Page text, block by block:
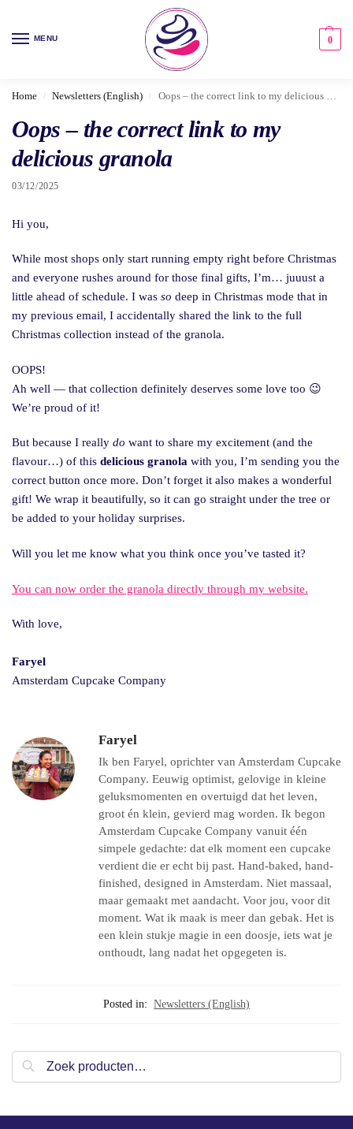
MENU 0
Home / Newsletters (English) / Oops – the correct link to my delicious granola
Oops – the correct link to my
delicious granola
03/12/2025
Hi you,
While most shops only start running empty right before Christmas
and everyone rushes around for those final gifts, I’m… juuust a
little ahead of schedule. I was so deep in Christmas mode that in
my previous email, I accidentally shared the link to the full
Christmas collection instead of the granola.
OOPS!
Ah well — that collection definitely deserves some love too 😉
We’re proud of it!
But because I really do want to share my excitement (and the
flavour…) of this delicious granola with you, I’m sending you the
correct button once more. Don’t forget it also makes a wonderful
gift! We wrap it beautifully, so it can go straight under the tree or
be added to your holiday surprises.
Will you let me know what you think once you’ve tasted it?
You can now order the granola directly through my website.
With love,
Faryel
Amsterdam Cupcake Company
Faryel
Ik ben Faryel, oprichter van Amsterdam Cupcake
Company. Eeuwig optimist, gelovige in kleine
geluksmomenten en overtuigd dat het leven,
groot én klein, gevierd mag worden. Ik begon
Amsterdam Cupcake Company vanuit één
simpele gedachte: dat elk moment een cupcake
verdient die er echt bij past. Hand-baked, hand-
finished, designed in Amsterdam. Niet massaal,
maar gemaakt met aandacht. Voor jou, voor dit
moment. Wat ik maak is meer dan gebak. Het is
een klein stukje magie in een doosje, iets wat je
onthoudt, lang nadat het opgegeten is.
Posted in: Newsletters (English)